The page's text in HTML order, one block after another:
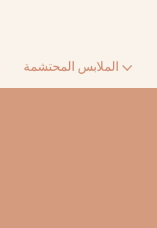
الملابس المحتشمة